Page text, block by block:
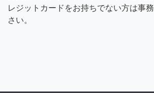
レジットカードをお持ちでない方は事
さい。